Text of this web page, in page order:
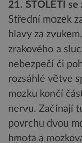
21. STOLETÍ
Střední mozek
hlavy za
zrakového a
nebezpečí či
rozsáhlé větve
mozku končí
nervu. Začínají
povrchu dvou
hmota a